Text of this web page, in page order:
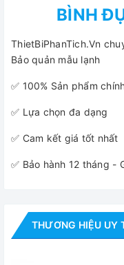
BÌNH
ThietBiPhanTich.Vn
Bảo quản mẫu lạnh
✅ 100% Sản phẩm
✅ Lựa chọn đa dạng
✅ Cam kết giá tốt nhất
✅ Bảo hành 12 tháng -
THƯƠNG HIỆU UY